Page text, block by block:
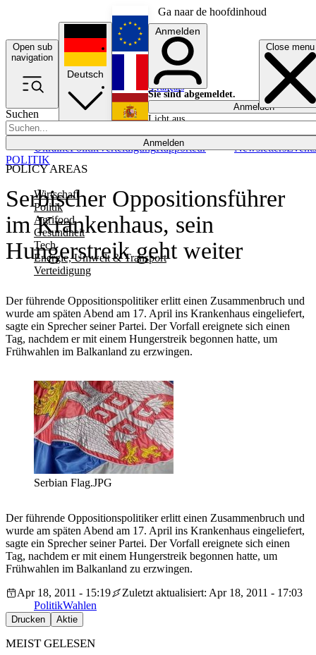
Ga naar de hoofdinhoud
Open sub
navigation
Close menu
Suchen
Anmelden
POLICY AREAS
Wirtschaft
Politik
Agrifood
Gesundheit
Tech
Energie, Umwelt & Transport
Verteidigung
UkrainePolitikVerteidigungRapporteur NewslettersEvents
Deutsch
English
Français
Anmelden
Sie sind abgemeldet.
Anmelden
Licht aus
Serbischer Oppositionsführer
im Krankenhaus, sein
Hungerstreik geht weiter
Der führende Oppositionspolitiker erlitt einen Zusammenbruch und
wurde am späten Abend am 17. April ins Krankenhaus eingeliefert,
sagte ein Sprecher seiner Partei. Der Vorfall ereignete sich einen
Tag, nachdem er mit einem Hungerstreik begonnen hatte, um
Frühwahlen im Balkanland zu erzwingen.
POLITIK
Serbian Flag.JPG
Der führende Oppositionspolitiker erlitt einen Zusammenbruch und
wurde am späten Abend am 17. April ins Krankenhaus eingeliefert,
sagte ein Sprecher seiner Partei. Der Vorfall ereignete sich einen
Tag, nachdem er mit einem Hungerstreik begonnen hatte, um
Frühwahlen im Balkanland zu erzwingen.
Apr 18, 2011 - 15:19
Zuletzt aktualisiert: Apr 18, 2011 - 17:03
PolitikWahlen
Drucken Aktie
MEIST GELESEN